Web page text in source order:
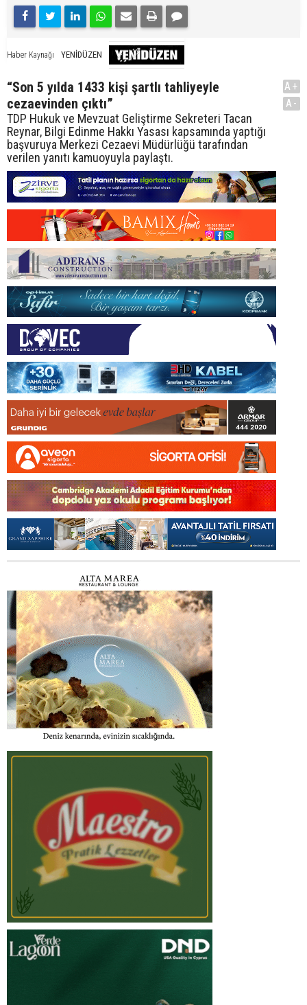
Haber Kaynağı YENİDÜZEN
“Son 5 yılda 1433 kişi şartlı tahliyeyle
cezaevinden çıktı”
TDP Hukuk ve Mevzuat Geliştirme Sekreteri Tacan
Reynar, Bilgi Edinme Hakkı Yasası kapsamında yaptığı
başvuruya Merkezi Cezaevi Müdürlüğü tarafından
verilen yanıtı kamuoyuyla paylaştı.
A+
A-